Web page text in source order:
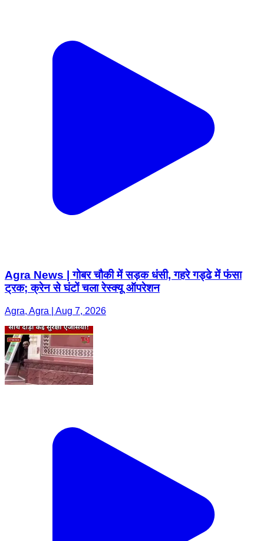
Agra News | गोबर चौकी में सड़क धंसी, गहरे गड्ढे में फंसा
ट्रक; क्रेन से घंटों चला रेस्क्यू ऑपरेशन
Agra, Agra | Aug 7, 2026